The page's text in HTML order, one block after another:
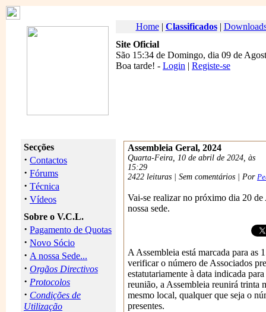
Home| Classificados|
Site Oficial
São 15:34 de Domingo, dia 09 de
Boa tarde! - Login | Registe-se
Secções
· Contactos
· Fórums
· Técnica
· Vídeos
Sobre o V.C.L.
· Pagamento de Quotas
· Novo Sócio
· A nossa Sede...
· Orgãos Directivos
· Protocolos
· Condições de
Utilização
Assembleia Geral, 2024
Quarta-Feira, 10 de abril de 2024, às
15:29
2422 leituras | Sem comentários | Por
Vai-se realizar no próximo dia 20
nossa sede.
A Assembleia está marcada para as
verificar o número de Associados
estatutariamente à data indicada
reunião, a Assembleia reunirá trinta
mesmo local, qualquer que seja o
presentes.